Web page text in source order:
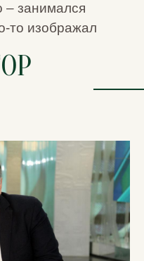
– занимался
то изображал